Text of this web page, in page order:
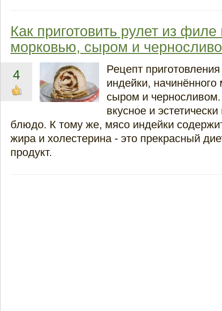
Как приготовить рулет из
морковью, сыром и
4
Рецепт
индейки,
сыром и
вкусное и
блюдо. К тому же, мясо индейки
жира и холестерина - это прекрасный
продукт.